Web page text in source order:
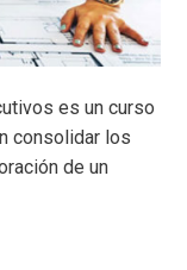
es un curso
consolidar los
de un